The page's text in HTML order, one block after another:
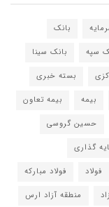
بانک
سپه
بانک سینا
بسته خبری
بیمه
بیمه تعاون
حسین گروسی
گذاری
فولاد
فولاد مبارکه
منطقه آزاد ارس